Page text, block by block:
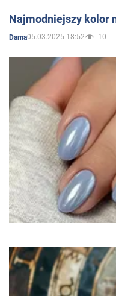
Najmodniejszy kolor
Dama05.03.2025 18:52 10